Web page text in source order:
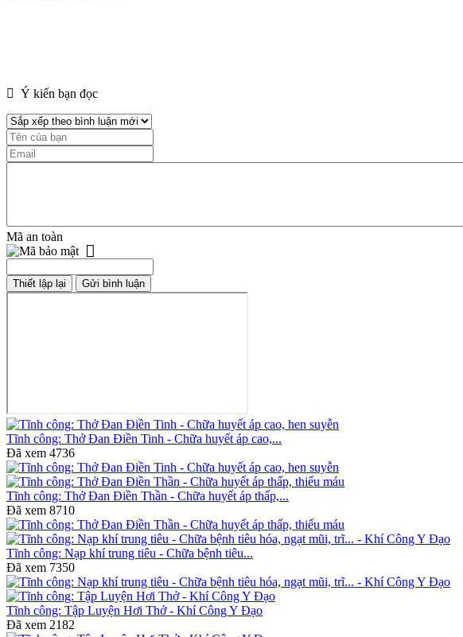
Ý kiến bạn đọc
Mã an toàn
Tĩnh công: Thở Đan Điền Tinh - Chữa huyết áp cao,...
Đã xem 4736
Tĩnh công: Thở Đan Điền Thần - Chữa huyết áp thấp,...
Đã xem 8710
Tĩnh công: Nạp khí trung tiêu - Chữa bệnh tiêu...
Đã xem 7350
Tĩnh công: Tập Luyện Hơi Thở - Khí Công Y Đạo
Đã xem 2182